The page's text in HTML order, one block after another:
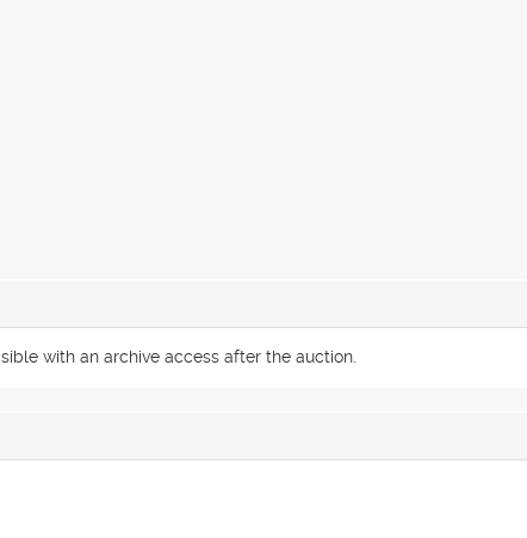
with an archive access after the auction.